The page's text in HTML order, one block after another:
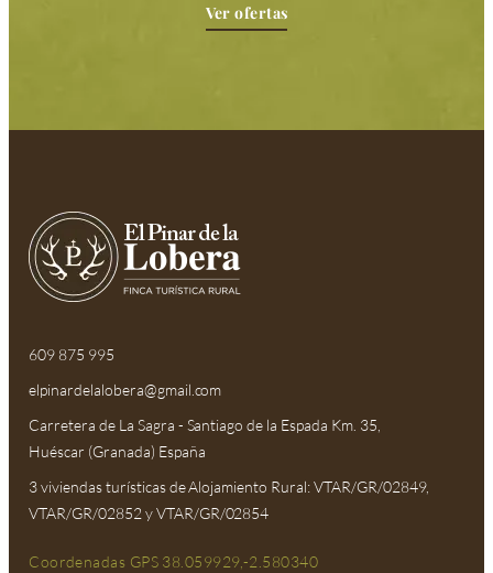
Ver ofertas
609 875 995
elpinardelalobera@gmail.com​
Carretera de La Sagra - Santiago de la Espada Km. 35,
Huéscar (Granada) España
3 viviendas turísticas de Alojamiento Rural: VTAR/GR/02849,
VTAR/GR/02852 y VTAR/GR/02854
Coordenadas GPS 38.059929,-2.580340